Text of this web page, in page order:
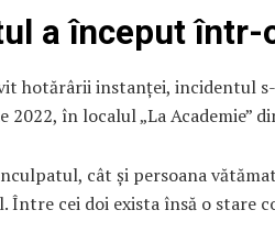
a început într-
hotărârii instanței, incidentul
2022, în localul „La Academie”
cât și persoana
Între cei doi exista însă o stare